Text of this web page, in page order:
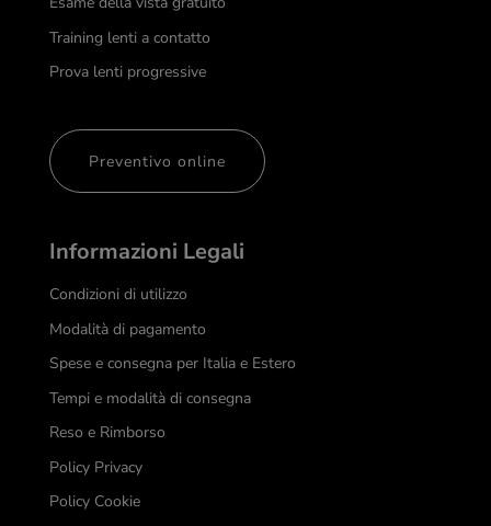
Training lenti a contatto
Prova lenti progressive
Preventivo online
Informazioni Legali
Condizioni di utilizzo
Modalità di pagamento
Spese e consegna per Italia e Estero
Tempi e modalità di consegna
Reso e Rimborso
Policy Privacy
Policy Cookie